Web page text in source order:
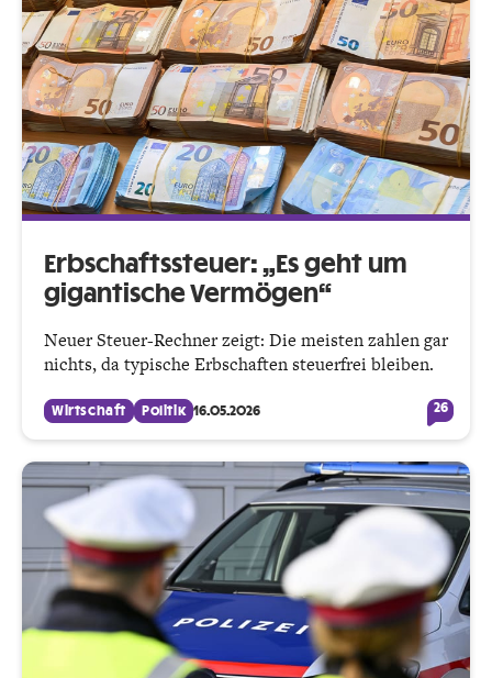
Erbschaftssteuer: „Es geht um
gigantische Vermögen“
Neuer Steuer-Rechner zeigt: Die meisten zahlen gar
nichts, da typische Erbschaften steuerfrei bleiben.
Wirtschaft Politik 16.05.2026 26